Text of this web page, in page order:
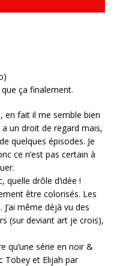
ça finalement.
en fait il me semble bien
un droit de regard mais,
quelques épisodes. Je
ce n’est pas certain à
quelle drôle d’idée !
être colorisés. Les
même déjà vu des
(sur deviant art je crois),
qu’une série en noir &
Tobey et Elijah par